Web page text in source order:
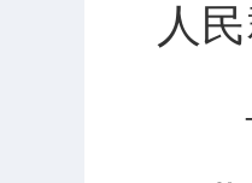
人
——